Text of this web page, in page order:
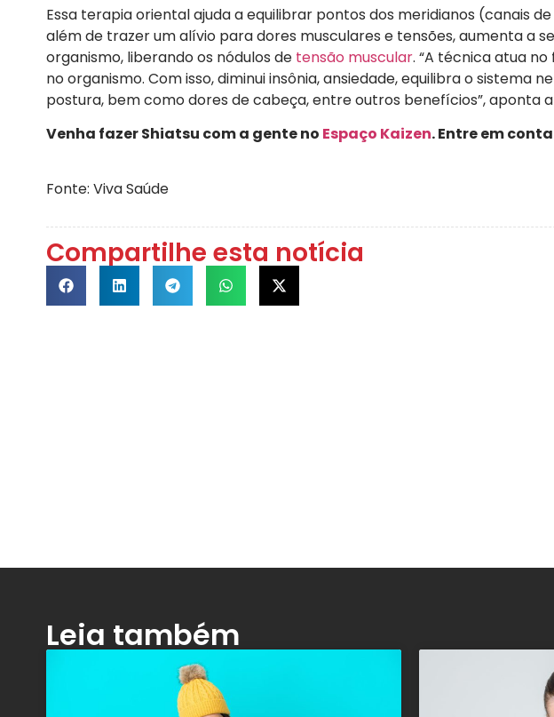
Essa terapia oriental ajuda a equilibrar pontos dos meridianos (canais
além de trazer um alívio para dores musculares e tensões, aumenta a
organismo, liberando os nódulos de tensão muscular. “A técnica atua
no organismo. Com isso, diminui insônia, ansiedade, equilibra o sistema
postura, bem como dores de cabeça, entre outros benefícios”, aponta
Venha fazer Shiatsu com a gente no Espaço Kaizen. Entre em
Fonte: Viva Saúde
Compartilhe esta notícia
Leia também